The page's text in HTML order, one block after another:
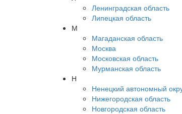
Ленинградская область
Липецкая область
М
Магаданская область
Москва
Московская область
Мурманская область
Н
Ненецкий автономный
Нижегородская область
Новгородская область